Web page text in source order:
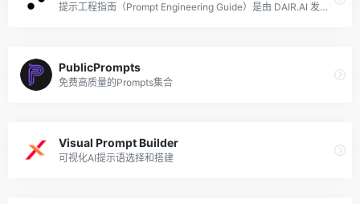
提示工程指南（Prompt Engineering Guide）是由 DAIR.AI 发起的项目，旨在帮助研发和行业内相关人员了解提示工程。以传播 AI 技术和研究成果为目标，DAIR.AI 的愿景是赋能新一代 AI 领域的创新者。该项目在GitHub上已超过3万个人标星，包含了与 LLM 提示工程相关的所有最新论文、学习指南、讲座、参考资料和工具。
PublicPrompts
免费高质量的Prompts集合
Visual Prompt Builder
可视化AI提示语选择和搭建